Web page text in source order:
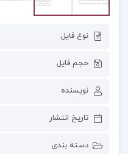
نوع فایل
حجم فایل
نویسنده
تاریخ انتشار
دسته بندی